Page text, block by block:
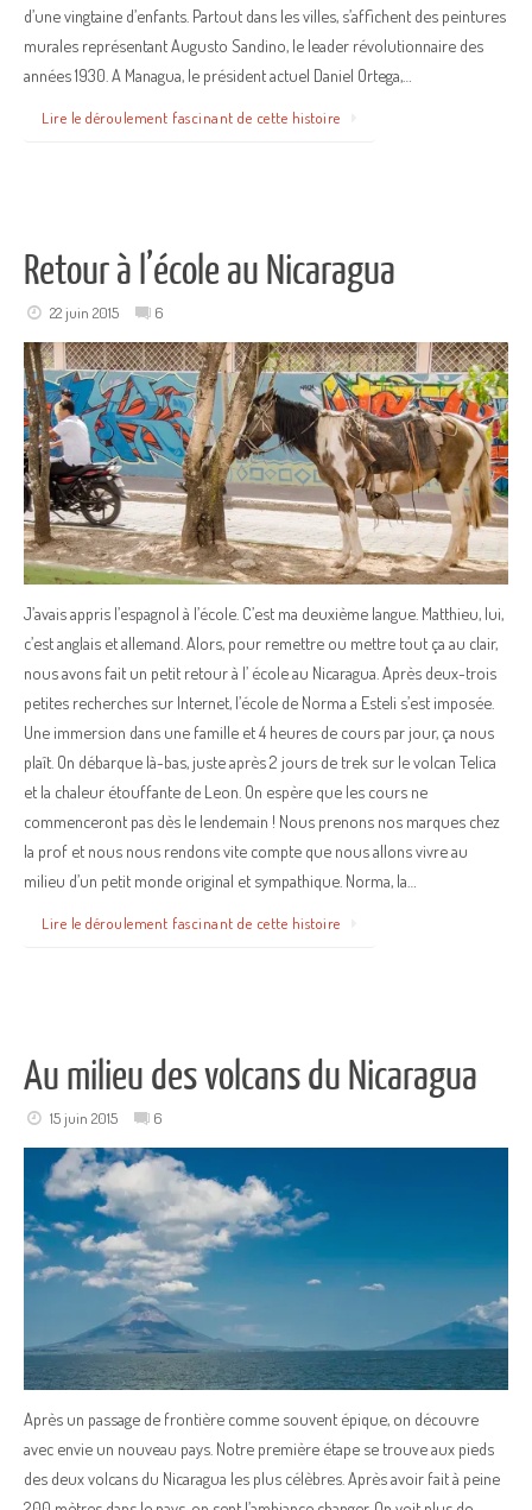
d’une vingtaine d’enfants. Partout dans les villes, s’affichent des peintures
murales représentant Augusto Sandino, le leader révolutionnaire des
années 1930. A Managua, le président actuel Daniel Ortega,…
Lire le déroulement fascinant de cette histoire
Retour à l’école au Nicaragua
22 juin 2015 6
J’avais appris l’espagnol à l’école. C’est ma deuxième langue. Matthieu, lui,
c’est anglais et allemand. Alors, pour remettre ou mettre tout ça au clair,
nous avons fait un petit retour à l’ école au Nicaragua. Après deux-trois
petites recherches sur Internet, l’école de Norma a Esteli s’est imposée.
Une immersion dans une famille et 4 heures de cours par jour, ça nous
plaît. On débarque là-bas, juste après 2 jours de trek sur le volcan Telica
et la chaleur étouffante de Leon. On espère que les cours ne
commenceront pas dès le lendemain ! Nous prenons nos marques chez
la prof et nous nous rendons vite compte que nous allons vivre au
milieu d’un petit monde original et sympathique. Norma, la…
Lire le déroulement fascinant de cette histoire
Au milieu des volcans du Nicaragua
15 juin 2015 6
Après un passage de frontière comme souvent épique, on découvre
avec envie un nouveau pays. Notre première étape se trouve aux pieds
des deux volcans du Nicaragua les plus célèbres. Après avoir fait à peine